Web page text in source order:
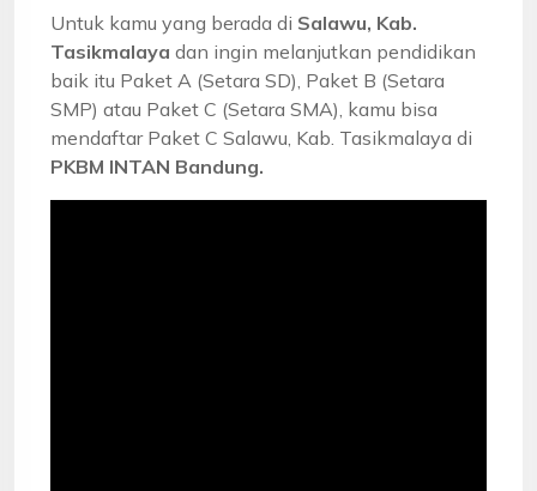
Untuk kamu yang berada di Salawu, Kab.
Tasikmalaya dan ingin melanjutkan pendidikan
baik itu Paket A (Setara SD), Paket B (Setara
SMP) atau Paket C (Setara SMA), kamu bisa
mendaftar Paket C Salawu, Kab. Tasikmalaya di
PKBM INTAN Bandung.